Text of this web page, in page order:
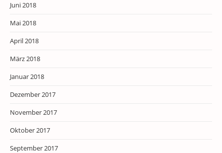
Juni 2018
Mai 2018
April 2018
März 2018
Januar 2018
Dezember 2017
November 2017
Oktober 2017
September 2017